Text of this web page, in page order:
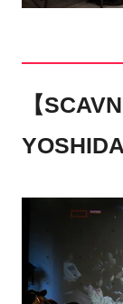
【
YOSHIDA